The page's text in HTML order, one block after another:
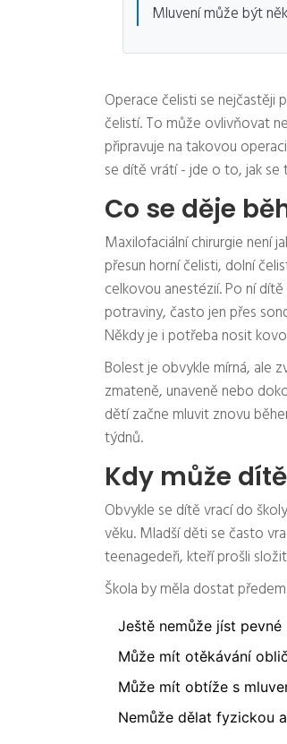
Mluvení může být
Operace čelisti se nejčastěji
čelistí. To může ovlivňovat
připravuje na takovou
se dítě vrátí - jde o to, jak
Co se děje
Maxilofaciální chirurgie není
přesun horní čelisti, dolní
celkovou anestézií. Po ní
potraviny, často jen přes
Někdy je i potřeba nosit
Bolest je obvykle mírná, ale
zmateně, unaveně nebo
dětí začne mluvit znovu
týdnů.
Kdy může
Obvykle se dítě vrací do
věku. Mladší děti se často
teenagedeři, kteří prošli
Škola by měla dostat
Ještě nemůže jíst
Může mít otěkávání
Může mít obtíže s
Nemůže dělat fyzickou